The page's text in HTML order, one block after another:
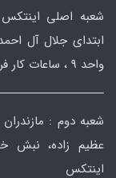
شعبه اصلی
واحد ۹ ، ساعات کار فروشگاه : ۱۰ صبح تا ۹ شب.
عظیم زاده، نبش
اینتکس